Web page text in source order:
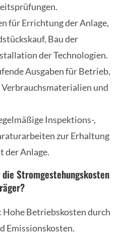
für Errichtung der Anlage,
Bau der
der Technologien.
Ausgaben für Betrieb,
und
Inspektions-,
zur Erhaltung
der Anlage.
Stromgestehungskosten
: Hohe Betriebskosten durch
Emissionskosten.